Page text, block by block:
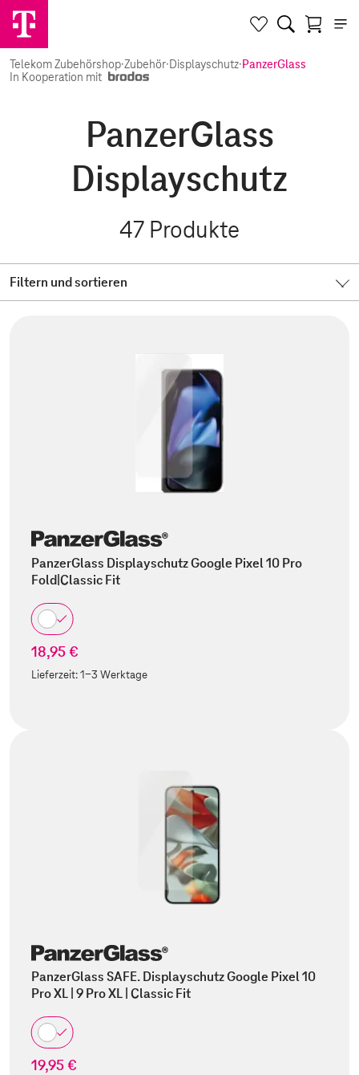
Telekom Zubehörshop·Zubehör·Displayschutz·PanzerGlass
In Kooperation mit
PanzerGlass
Displayschutz
47 Produkte
Filtern und sortieren
PanzerGlass Displayschutz Google Pixel 10 Pro
Fold|Classic Fit
18,95 €
Lieferzeit:1-3 Werktage
PanzerGlass SAFE. Displayschutz Google Pixel 10
Pro XL | 9 Pro XL | Classic Fit
19,95 €